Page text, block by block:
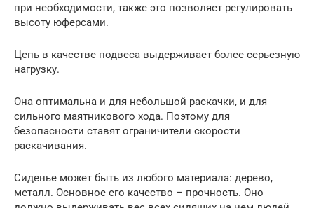
при необходимости, также это позволяет регулировать
высоту юферсами.
Цепь в качестве подвеса выдерживает более серьезную
нагрузку.
Она оптимальна и для небольшой раскачки, и для
сильного маятникового хода. Поэтому для
безопасности ставят ограничители скорости
раскачивания.
Сиденье может быть из любого материала: дерево,
металл. Основное его качество – прочность. Оно